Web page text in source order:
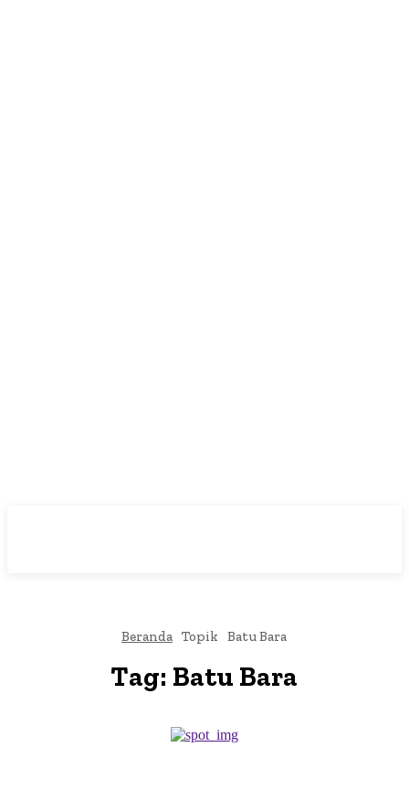
Beranda Topik Batu Bara
Tag: Batu Bara